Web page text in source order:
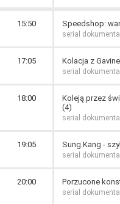
15:50 Speedshop:
serial
17:05 Kolacja z
serial
18:00
Koleją przez
(4)
serial
19:05 Sung Kang -
serial
20:00 Porzucone
serial